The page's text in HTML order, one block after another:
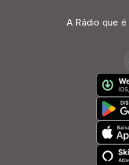
A Rádio que é